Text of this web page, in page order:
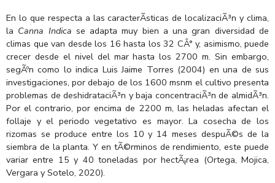
En lo que respecta a las caracterÃ­sticas de localizaciÃ³n y clima,
la Canna Indica se adapta muy bien a una gran diversidad de
climas que van desde los 16 hasta los 32 CÂ° y, asimismo, puede
crecer desde el nivel del mar hasta los 2700 m. Sin embargo,
segÃºn como lo indica Luis Jaime Torres (2004) en una de sus
investigaciones, por debajo de los 1600 msnm el cultivo presenta
problemas de deshidrataciÃ³n y baja concentraciÃ³n de almidÃ³n.
Por el contrario, por encima de 2200 m, las heladas afectan el
follaje y el periodo vegetativo es mayor. La cosecha de los
rizomas se produce entre los 10 y 14 meses despuÃ©s de la
siembra de la planta. Y en tÃ©rminos de rendimiento, este puede
variar entre 15 y 40 toneladas por hectÃ¡rea (Ortega, Mojica,
Vergara y Sotelo, 2020).